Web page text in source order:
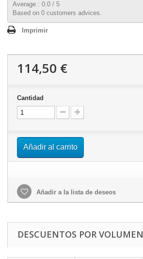
Average : 0.0 / 5
Based on 0 customers advices.
Imprimir
114,50 €
Cantidad
Añadir al carrito
Añadir a la lista de deseos
DESCUENTOS POR VOLUMEN